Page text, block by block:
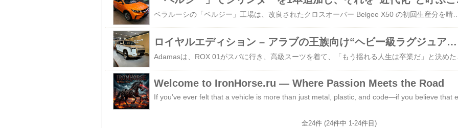
ベラルーシの「ベルジー」工場は、改良されたクロスオーバー Belgee X50 の初回生産分を晴れて完成させた。生産台数は20台。最大のニュースは、これまでの3気筒に代わり、4気筒エンジンを搭載したことだ。これでクルマは正式に「一人前」になったと言えそうだ。この成果について、工場の経営陣はベラルーシ大統領アレクサンドル・ルカシェンコに直接報告したと、BELTAが伝えている。ロシア市場におけるBelgeeの最人気モデル（「アフトスタット」のデータによる）であるX50の更新については、1月の時点ですでに話題になっていた。当時は、新エンジンと電子制御の改良が予告されていたが、結果としてX50はアダプティブ・クルーズコントロールを獲得し、名称も X50+ に変更された。この「プラス」は、おそらく増えたシリンダー分だろう。この節目を記念して、工場の従業員たちはルカシェンコ大統領にX50+の引換証明書を贈呈した。しかし大統領は、自分で乗るつもりはないとすぐに明言し、誰かに譲ると語った。「個人的に私に贈られたものは、すべて人々に回すことにしている」と説明している。記者団が、更新されたX50+がロシア市場にいつ登場するのかを尋ねたところ、Belgeeの現地法人は極めて慎重な回答に終始した。「現時点ではコメントできません」。ただし、2025年に更新された上位モデルX70の例を見る限り、あまり長く待たされることはなさそうだ。現時点でロシアで販売されているのは従来型のBelgee X50で、実質的にはベラルーシ生産のGeely Coolrayである。搭載されるのは150馬力の1.5リッター3気筒エンジンで、トランスミッションはDCT、駆動方式は前輪駆動のみ。2025年1月後半時点での価格は、割引なしで2,479,990～2,690,990ルーブルとなっている。昨年の販売実績では、Belgee X50はロシアのSUV（クロスオーバーおよびオフロード車）市場で販売台数2位を記録し、Haval Jolionに次ぐ結果となった。どうやら購入者にとっては、シリンダーが3本でも十分だったようだが、今後は“念のため”もう1本増えることになる。​https://ironhorse.ru/belgee/x50-coolray/​
ロイヤルエディション – アラブの王族向け“ヘビー級ラグジュアリー”：ROX ADAMAS
Welcome to IronHorse.ru — Where Passion Meets the Road
全24件 (24件中 1-24件目)